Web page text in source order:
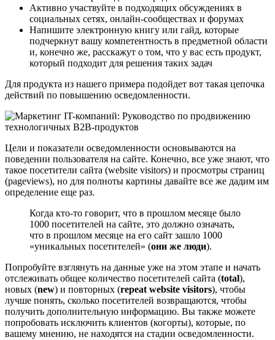
Активно участвуйте в подходящих обсуждениях в
социальных сетях, онлайн-сообществах и форумах
Напишите электронную книгу или гайд, которые
подчеркнут вашу компетентность в предметной области
и, конечно же, расскажут о том, что у вас есть продукт,
который подходит для решения таких задач
Для продукта из нашего примера подойдет вот такая цепочка
действий по повышению осведомленности.
Цели и показатели осведомленности основываются на
поведении пользователя на сайте. Конечно, все уже знают, что
такое посетители сайта (website visitors) и просмотры страниц
(pageviews), но для полноты картины давайте все же дадим им
определение еще раз.
Когда кто-то говорит, что в прошлом месяце было
1000 посетителей на сайте, это должно означать,
что в прошлом месяце на его сайт зашло 1000
«уникальных посетителей» (они же люди).
Попробуйте взглянуть на данные уже на этом этапе и начать
отслеживать общее количество посетителей сайта (total),
новых (new) и повторных (repeat website visitors), чтобы
лучше понять, сколько посетителей возвращаются, чтобы
получить дополнительную информацию. Вы также можете
попробовать исключить клиентов (когорты), которые, по
вашему мнению, не находятся на стадии осведомленности.